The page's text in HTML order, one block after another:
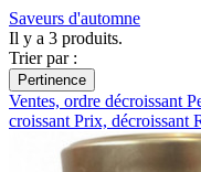
Saveurs d'automne
Il y a 3 produits.
Trier par :
Pertinence
Ventes, ordre décroissant
croissant Prix, décroissant